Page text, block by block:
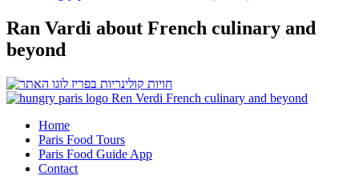
Ran Vardi about French culinary and
beyond
Home
Paris Food Tours
Paris Food Guide App
Contact